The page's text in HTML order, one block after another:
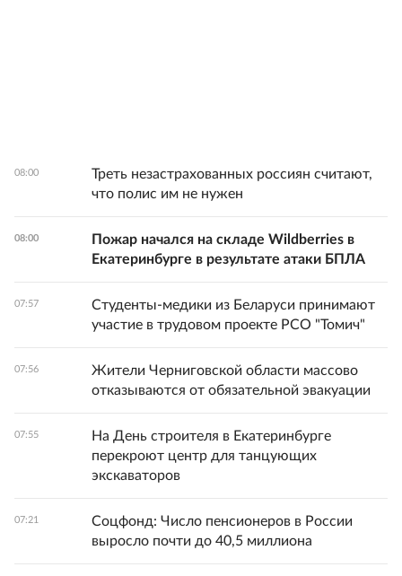
08:00
Треть незастрахованных россиян считают,
что полис им не нужен
08:00
Пожар начался на складе Wildberries в
Екатеринбурге в результате атаки БПЛА
07:57
Студенты-медики из Беларуси принимают
участие в трудовом проекте РСО "Томич"
07:56
Жители Черниговской области массово
отказываются от обязательной эвакуации
07:55
На День строителя в Екатеринбурге
перекроют центр для танцующих
экскаваторов
07:21
Соцфонд: Число пенсионеров в России
выросло почти до 40,5 миллиона